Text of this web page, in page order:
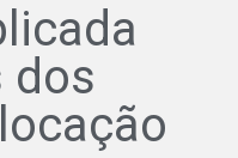
dos